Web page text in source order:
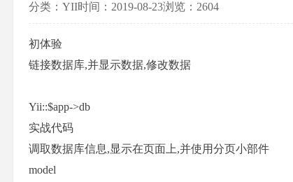
分类：YII时间：2019-08-23浏览：2604
初体验
链接数据库,并显示数据,修改数据
Yii::$app->db
实战代码
调取数据库信息,显示在页面上,并使用分页小部件
model